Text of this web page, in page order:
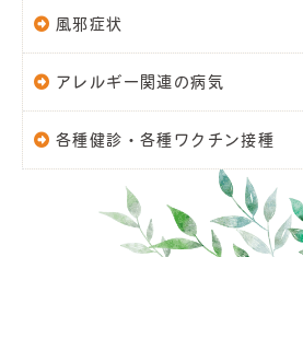
風邪症状
アレルギー関連の病気
各種健診・各種ワクチン接種